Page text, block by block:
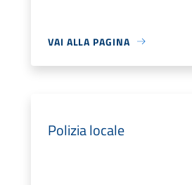
VAI ALLA PAGINA
Polizia locale